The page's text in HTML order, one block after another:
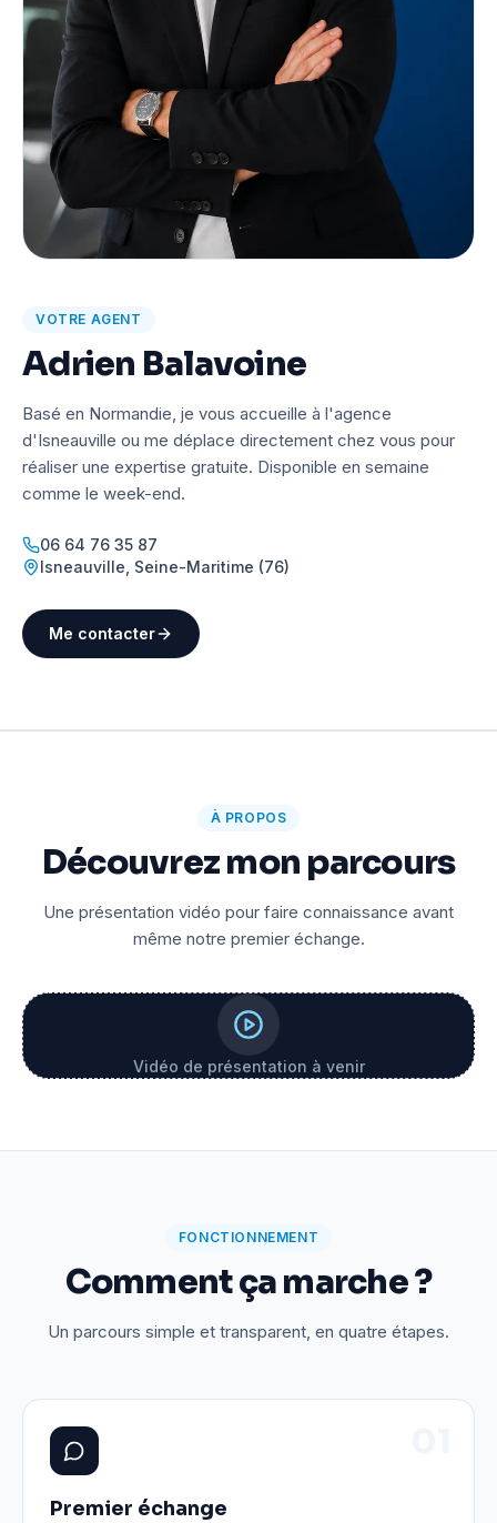
VOTRE AGENT
Adrien Balavoine
Basé en Normandie, je vous accueille à l'agence
d'Isneauville ou me déplace directement chez vous pour
réaliser une expertise gratuite. Disponible en semaine
comme le week-end.
06 64 76 35 87
Isneauville Seine-Maritime (76)
Me contacter
À PROPOS
Découvrez mon parcours
Une présentation vidéo pour faire connaissance avant
même notre premier échange.
Vidéo de présentation à venir
FONCTIONNEMENT
Comment ça marche ?
Un parcours simple et transparent, en quatre étapes.
Premier échange